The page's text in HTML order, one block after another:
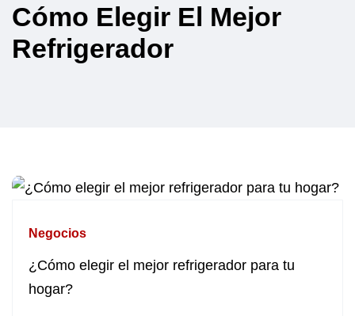
Cómo Elegir El Mejor
Refrigerador
Negocios
¿Cómo elegir el mejor refrigerador para tu
hogar?